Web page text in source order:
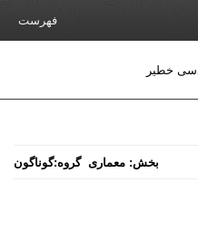
فهرست
بخش: معماری گروه:گوناگون